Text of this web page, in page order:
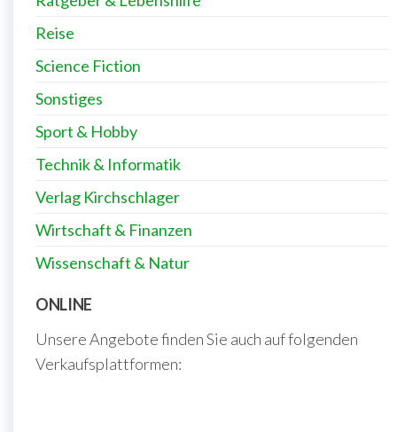
Reise
Science Fiction
Sonstiges
Sport & Hobby
Technik & Informatik
Verlag Kirchschlager
Wirtschaft & Finanzen
Wissenschaft & Natur
ONLINE
Unsere Angebote finden Sie auch auf folgenden
Verkaufsplattformen: